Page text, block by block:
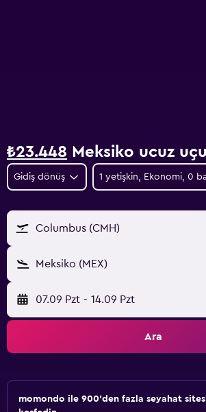
₺23.448 Meksiko ucuz
Gidiş dönüş 1 yetişkin, Ekonomi, 0
Columbus (CMH)
Meksiko (MEX)
07.09 Pzt - 14.09 Pzt
Ara
momondo ile 900'den fazla seyahat